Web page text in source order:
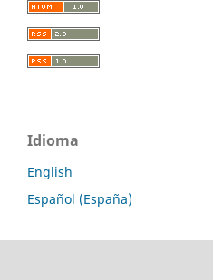
Idioma
English
Español (España)